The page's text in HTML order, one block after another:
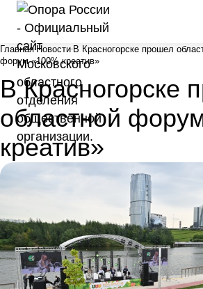
Главная Новости В Красногорске прошел
форум «100% креатив»
В Красногорске
областной
креатив»